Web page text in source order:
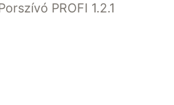
PROFI 1.2.1